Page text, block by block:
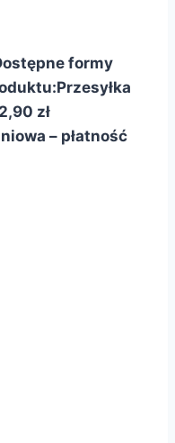
formy
Przesyłka
zł
– płatność